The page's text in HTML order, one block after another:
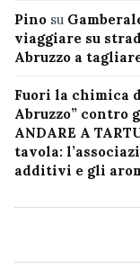
Pino su
viaggiare su
Abruzzo a
Fuori la chimica
Abruzzo”
ANDARE A
tavola:
additivi e gli